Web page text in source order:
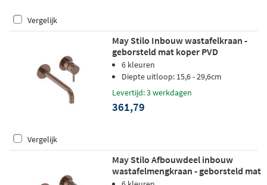
Vergelijk
May Stilo Inbouw wastafelkraan -
geborsteld mat koper PVD
6 kleuren
Diepte uitloop: 15,6 - 29,6cm
Levertijd: 3 werkdagen
361,79
Vergelijk
May Stilo Afbouwdeel inbouw
wastafelmengkraan - geborsteld mat
koper PVD